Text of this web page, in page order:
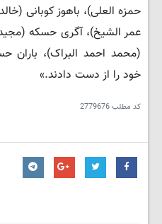
حمزه العلی)، باهوز کوبانی
عمر الشیخ)، آگری حسکه
(محمد احمد البراک)،
خود را از دست دادند.»
کد مطلب2779676